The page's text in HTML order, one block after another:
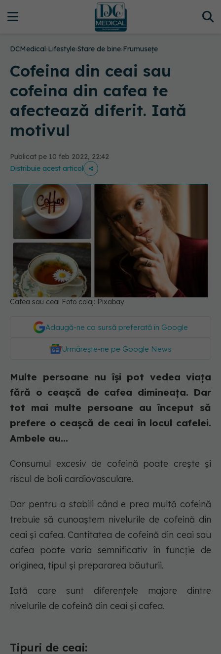
DCMedical›Lifestyle›Stare de bine›Frumusețe
Cofeina din ceai sau
cofeina din cafea te
afectează diferit. Iată
motivul
Publicat pe 10 feb 2022, 22:42
Distribuie acest articol
Cafea sau ceai Foto colaj: Pixabay
Adaugă-ne ca sursă preferată în Google
Urmărește-ne pe Google News
Multe persoane nu își pot vedea viața
fără o ceașcă de cafea dimineața. Dar
tot mai multe persoane au început să
prefere o ceașcă de ceai în locul cafelei.
Ambele au...
Consumul excesiv de cofeină poate crește și
riscul de boli cardiovasculare.
Dar pentru a stabili când e prea multă cofeină
trebuie să cunoaștem nivelurile de cofeină din
ceai și cafea. Cantitatea de cofeină din ceai sau
cafea poate varia semnificativ în funcție de
originea, tipul și prepararea băuturii.
Iată care sunt diferențele majore dintre
nivelurile de cofeină din ceai și cafea.
Tipuri de ceai: